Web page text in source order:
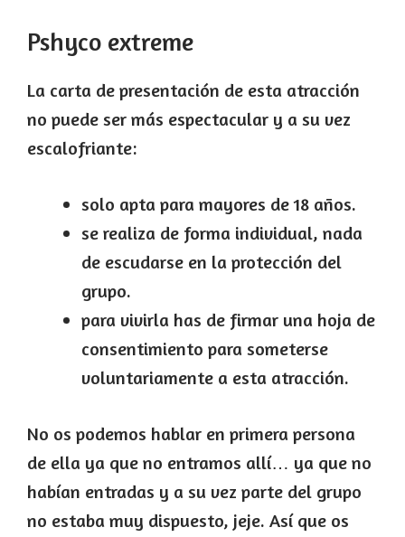
Pshyco extreme
La carta de presentación de esta atracción
no puede ser más espectacular y a su vez
escalofriante:
solo apta para mayores de 18 años.
se realiza de forma individual, nada
de escudarse en la protección del
grupo.
para vivirla has de firmar una hoja de
consentimiento para someterse
voluntariamente a esta atracción.
No os podemos hablar en primera persona
de ella ya que no entramos allí… ya que no
habían entradas y a su vez parte del grupo
no estaba muy dispuesto, jeje. Así que os